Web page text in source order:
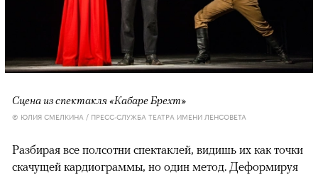
Сцена из спектакля «Кабаре Брехт»
© ЮЛИЯ СМЕЛКИНА / ПРЕСС-СЛУЖБА ТЕАТРА ИМЕНИ ЛЕНСОВЕТА
Разбирая все полсотни спектаклей, видишь их как точки
скачущей кардиограммы, но один метод. Деформируя